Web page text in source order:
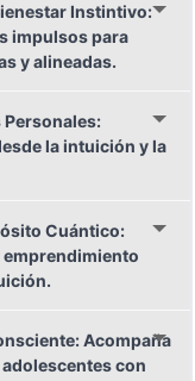
Instintivo:
impulsos para
y alineadas.
Personales:
la intuición y la
Cuántico:
Acompaña
con